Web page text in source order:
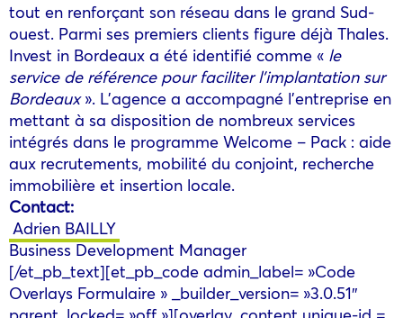
tout en renforçant son réseau dans le grand Sud-
ouest. Parmi ses premiers clients figure déjà Thales.
Invest in Bordeaux a été identifié comme « le
service de référence pour faciliter l’implantation sur
Bordeaux». L’agence a accompagné l’entreprise en
mettant à sa disposition de nombreux services
intégrés dans le programme Welcome – Pack : aide
aux recrutements, mobilité du conjoint, recherche
immobilière et insertion locale.
Contact:
Adrien BAILLY
Business Development Manager
[/et_pb_text][et_pb_code admin_label= »Code
Overlays Formulaire » _builder_version= »3.0.51″